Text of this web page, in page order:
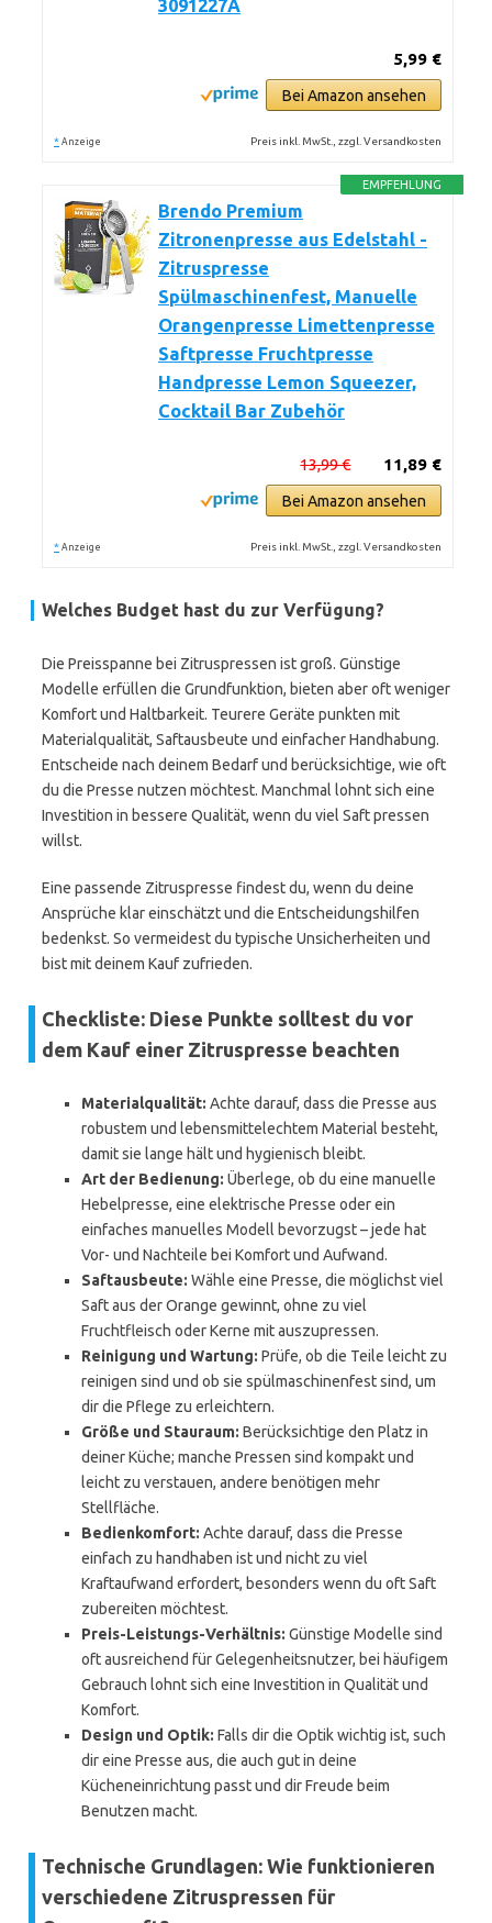
3091227A
5,99 €
Bei Amazon ansehen
* Anzeige Preis inkl. MwSt., zzgl. Versandkosten
EMPFEHLUNG
Brendo Premium
Zitronenpresse aus Edelstahl -
Zitruspresse
Spülmaschinenfest, Manuelle
Orangenpresse Limettenpresse
Saftpresse Fruchtpresse
Handpresse Lemon Squeezer,
Cocktail Bar Zubehör
11,89 €
13,99 €
Bei Amazon ansehen
* Anzeige Preis inkl. MwSt., zzgl. Versandkosten
Welches Budget hast du zur Verfügung?
Die Preisspanne bei Zitruspressen ist groß. Günstige
Modelle erfüllen die Grundfunktion, bieten aber oft weniger
Komfort und Haltbarkeit. Teurere Geräte punkten mit
Materialqualität, Saftausbeute und einfacher Handhabung.
Entscheide nach deinem Bedarf und berücksichtige, wie oft
du die Presse nutzen möchtest. Manchmal lohnt sich eine
Investition in bessere Qualität, wenn du viel Saft pressen
willst.
Eine passende Zitruspresse findest du, wenn du deine
Ansprüche klar einschätzt und die Entscheidungshilfen
bedenkst. So vermeidest du typische Unsicherheiten und
bist mit deinem Kauf zufrieden.
Checkliste: Diese Punkte solltest du vor
dem Kauf einer Zitruspresse beachten
Materialqualität: Achte darauf, dass die Presse aus
robustem und lebensmittelechtem Material besteht,
damit sie lange hält und hygienisch bleibt.
Art der Bedienung: Überlege, ob du eine manuelle
Hebelpresse, eine elektrische Presse oder ein
einfaches manuelles Modell bevorzugst – jede hat
Vor- und Nachteile bei Komfort und Aufwand.
Saftausbeute: Wähle eine Presse, die möglichst viel
Saft aus der Orange gewinnt, ohne zu viel
Fruchtfleisch oder Kerne mit auszupressen.
Reinigung und Wartung: Prüfe, ob die Teile leicht zu
reinigen sind und ob sie spülmaschinenfest sind, um
dir die Pflege zu erleichtern.
Größe und Stauraum: Berücksichtige den Platz in
deiner Küche; manche Pressen sind kompakt und
leicht zu verstauen, andere benötigen mehr
Stellfläche.
Bedienkomfort: Achte darauf, dass die Presse
einfach zu handhaben ist und nicht zu viel
Kraftaufwand erfordert, besonders wenn du oft Saft
zubereiten möchtest.
Preis-Leistungs-Verhältnis: Günstige Modelle sind
oft ausreichend für Gelegenheitsnutzer, bei häufigem
Gebrauch lohnt sich eine Investition in Qualität und
Komfort.
Design und Optik: Falls dir die Optik wichtig ist, such
dir eine Presse aus, die auch gut in deine
Kücheneinrichtung passt und dir Freude beim
Benutzen macht.
Technische Grundlagen: Wie funktionieren
verschiedene Zitruspressen für